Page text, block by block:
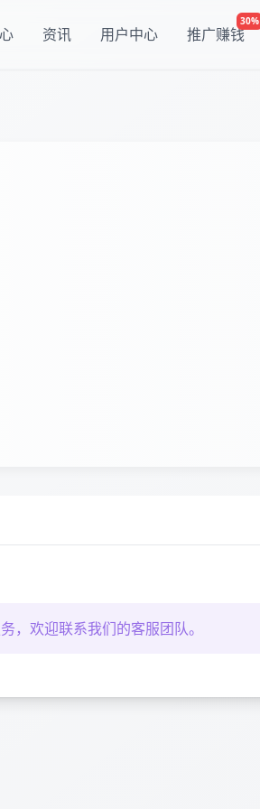
资讯 用户中心 推广赚钱
30%
，欢迎联系我们的客服团队。